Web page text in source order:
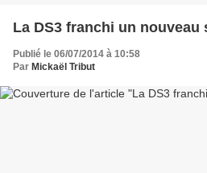
La DS3 franchi un nouveau
Publié le 06/07/2014 à 10:58
Par Mickaël Tribut